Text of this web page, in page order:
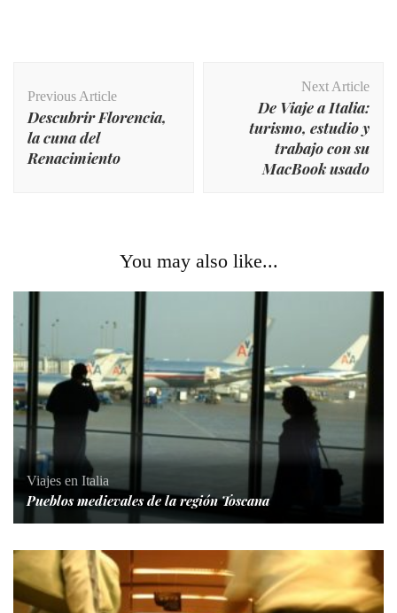
Navigation
Previous Article
Descubrir Florencia,
la cuna del
Renacimiento
Next Article
De Viaje a Italia:
turismo, estudio y
trabajo con su
MacBook usado
You may also like...
Viajes en Italia
Pueblos medievales de la región Toscana